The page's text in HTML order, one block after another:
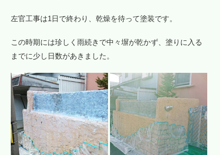
左官工事は1日で終わり、乾燥を待って塗装です。
この時期には珍しく雨続きで中々塀が乾かず、塗りに入る
までに少し日数があきました。